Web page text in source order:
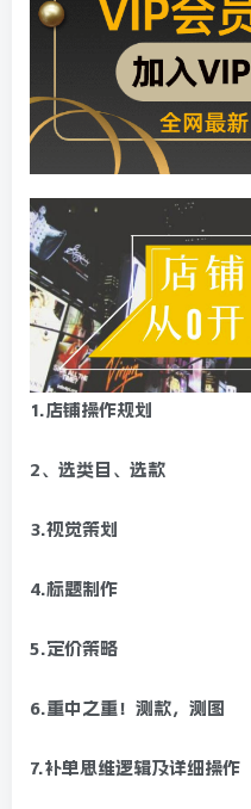
1.店铺操作规划
2、选类目、选款
3.视觉策划
4.标题制作
5.定价策略
6.重中之重！测款，测图
7.补单思维逻辑及详细操作